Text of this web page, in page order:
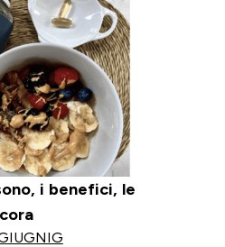
i benefici, le